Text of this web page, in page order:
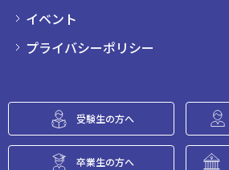
イベント
プライバシーポリシー
受験生の方へ
卒業生の方へ